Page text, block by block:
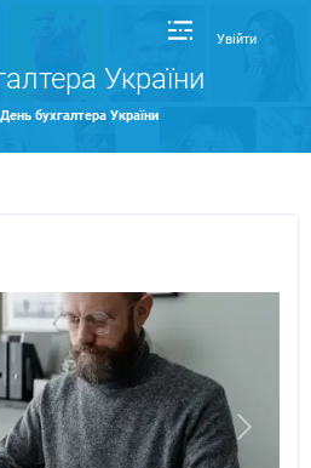
Увійти
України
День бухгалтера України
Next